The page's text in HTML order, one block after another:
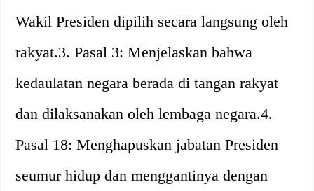
Wakil Presiden dipilih secara langsung oleh
rakyat.3. Pasal 3: Menjelaskan bahwa
kedaulatan negara berada di tangan rakyat
dan dilaksanakan oleh lembaga negara.4.
Pasal 18: Menghapuskan jabatan Presiden
seumur hidup dan menggantinya dengan